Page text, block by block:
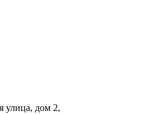
улица, дом 2,